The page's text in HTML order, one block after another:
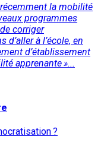
la mobilité
programmes
corriger
à l’école, en
d’établissement
apprenante »...
?